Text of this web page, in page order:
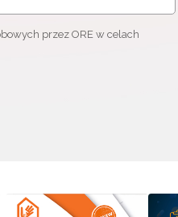
przez ORE w celach